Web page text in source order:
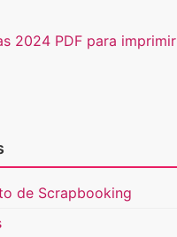
2024 PDF para imprimir
de Scrapbooking